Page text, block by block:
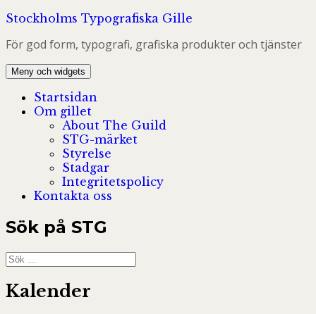
Hoppa
innehåll
Stockholms Typografiska Gille
För god form, typografi, grafiska produkter och tjänster
Meny och widgets
Startsidan
Om gillet
About The Guild
STG-märket
Styrelse
Stadgar
Integritetspolicy
Kontakta oss
Sök på STG
Sök
efter:
Kalender